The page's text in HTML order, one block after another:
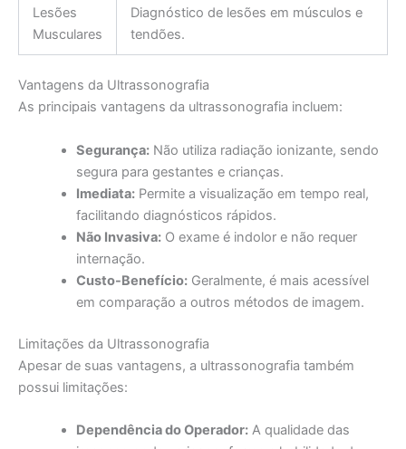
Lesões
Musculares
Diagnóstico de lesões em músculos e
tendões.
Vantagens da Ultrassonografia
As principais vantagens da ultrassonografia incluem:
Segurança:Não utiliza radiação ionizante, sendo
segura para gestantes e crianças.
Imediata:Permite a visualização em tempo real,
facilitando diagnósticos rápidos.
Não Invasiva:O exame é indolor e não requer
internação.
Custo-Benefício:Geralmente, é mais acessível
em comparação a outros métodos de imagem.
Limitações da Ultrassonografia
Apesar de suas vantagens, a ultrassonografia também
possui limitações:
Dependência do Operador:A qualidade das